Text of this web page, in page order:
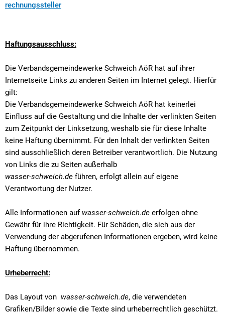
rechnungssteller
Haftungsausschluss:
Die Verbandsgemeindewerke Schweich AöR hat auf ihrer
Internetseite Links zu anderen Seiten im Internet gelegt. Hierfür
gilt:
Die Verbandsgemeindewerke Schweich AöR hat keinerlei
Einfluss auf die Gestaltung und die Inhalte der verlinkten Seiten
zum Zeitpunkt der Linksetzung, weshalb sie für diese Inhalte
keine Haftung übernimmt. Für den Inhalt der verlinkten Seiten
sind ausschließlich deren Betreiber verantwortlich. Die Nutzung
von Links die zu Seiten außerhalb
wasser-schweich.de führen, erfolgt allein auf eigene
Verantwortung der Nutzer.
Alle Informationen auf wasser-schweich.de erfolgen ohne
Gewähr für ihre Richtigkeit. Für Schäden, die sich aus der
Verwendung der abgerufenen Informationen ergeben, wird keine
Haftung übernommen.
Urheberrecht:
Das Layout von wasser-schweich.de, die verwendeten
Grafiken/Bilder sowie die Texte sind urheberrechtlich geschützt.